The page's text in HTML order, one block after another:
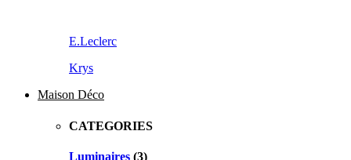
E.Leclerc
Krys
Maison Déco
CATEGORIES
Luminaires (3)